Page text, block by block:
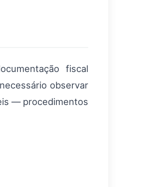
fiscal
observar
— procedimentos